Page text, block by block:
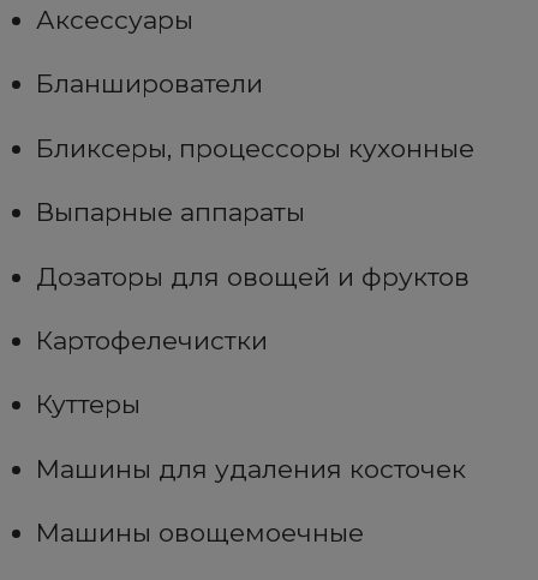
Аксессуары
Бланширователи
Бликсеры, процессоры кухонные
Выпарные аппараты
Дозаторы для овощей и фруктов
Картофелечистки
Куттеры
Машины для удаления косточек
Машины овощемоечные